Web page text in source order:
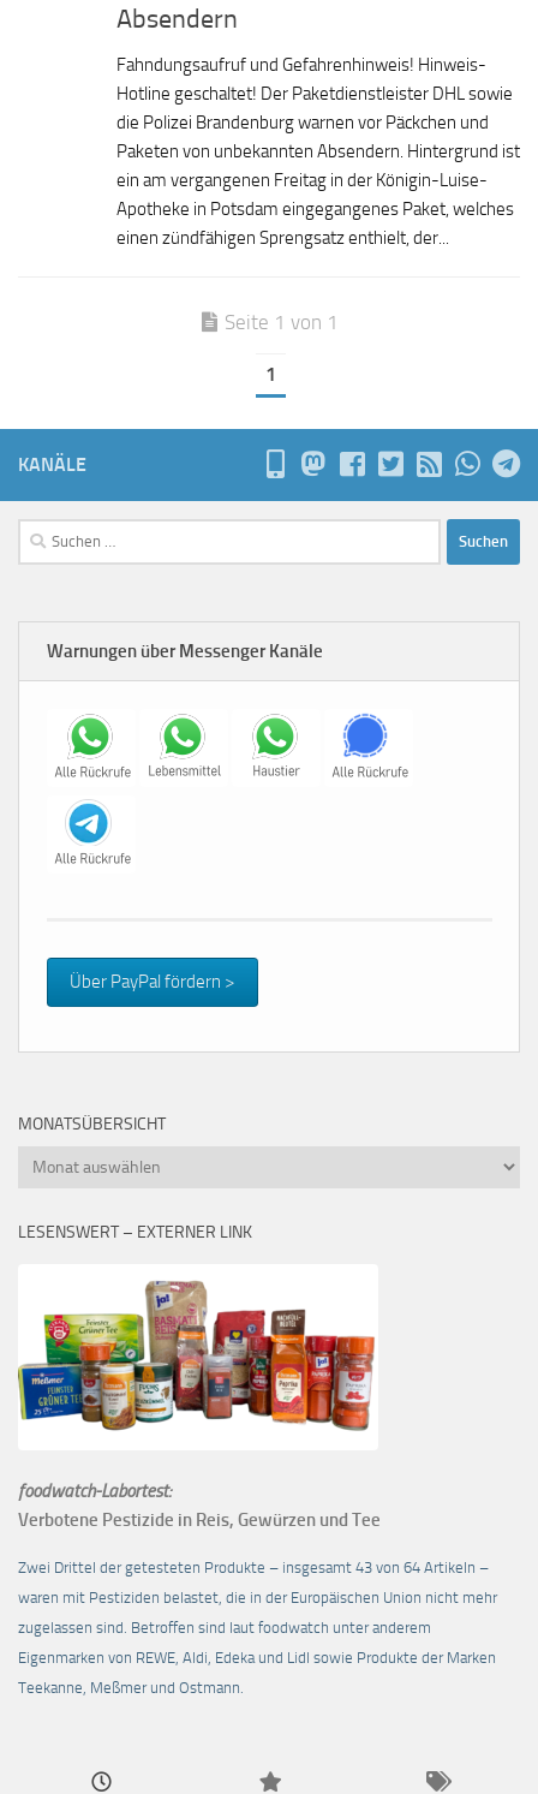
Absendern
Fahndungsaufruf und Gefahrenhinweis! Hinweis-
Hotline geschaltet! Der Paketdienstleister DHL sowie
die Polizei Brandenburg warnen vor Päckchen und
Paketen von unbekannten Absendern. Hintergrund ist
ein am vergangenen Freitag in der Königin-Luise-
Apotheke in Potsdam eingegangenes Paket, welches
einen zündfähigen Sprengsatz enthielt, der...
Seite 1 von 1
1
KANÄLE
Suchen
nach:
Warnungen über Messenger Kanäle
Über PayPal fördern >
MONATSÜBERSICHT
Monatsübersicht
LESENSWERT – EXTERNER LINK
foodwatch-Labortest:
Verbotene Pestizide in Reis, Gewürzen und Tee
Zwei Drittel der getesteten Produkte – insgesamt 43 von 64 Artikeln –
waren mit Pestiziden belastet, die in der Europäischen Union nicht mehr
zugelassen sind. Betroffen sind laut foodwatch unter anderem
Eigenmarken von REWE, Aldi, Edeka und Lidl sowie Produkte der Marken
Teekanne, Meßmer und Ostmann.